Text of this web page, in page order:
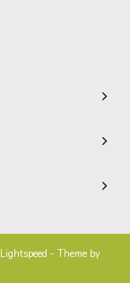
Lightspeed - Theme by